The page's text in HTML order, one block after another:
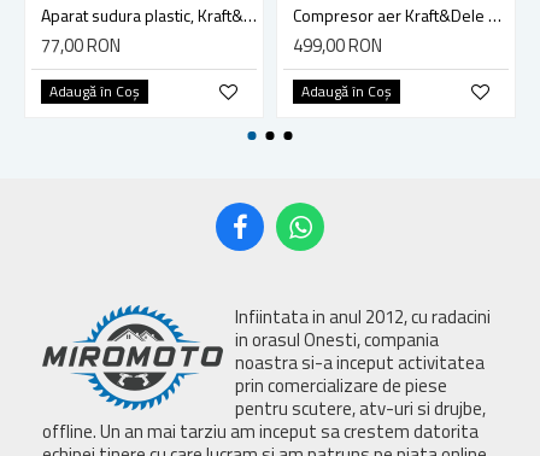
Aparat sudura plastic, Kraft&Dele KD865, 120 W, extra accesorii incluse
77,00 RON
Adaugă în Coş
Compresor aer Kraft&Dele KD400, 24L, 3.8CP, 8Bar, 205/min, profesional
499,00 RON
Adaugă în Coş
Infiintata in anul 2012, cu radacini
in orasul Onesti, compania
noastra si-a inceput activitatea
prin comercializare de piese
pentru scutere, atv-uri si drujbe,
offline. Un an mai tarziu am inceput sa crestem datorita